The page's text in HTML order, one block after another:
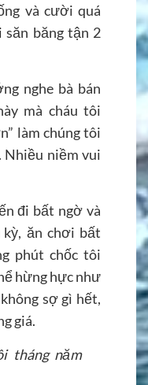
và cười quá
băng tận 2
nghe bà bán
mà cháu tôi
làm chúng tôi
Nhiều niềm vui
đi bất ngờ và
ăn chơi bất
phút chốc tôi
hừng hực như
sợ gì hết,
giá.
tháng năm